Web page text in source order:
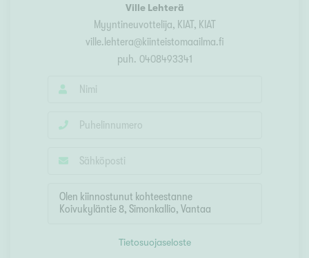
Ville Lehterä
Myyntineuvottelija, KIAT , KIAT
ville.lehtera@kiinteistomaailma.fi
puh. 0408493341
Tietosuojaseloste